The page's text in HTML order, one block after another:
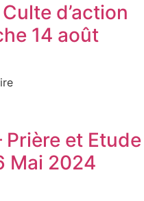
d’action
14 août
Prière et Etude
Mai 2024